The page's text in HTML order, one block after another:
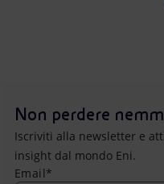
Non perdere
Iscriviti alla newsletter e
insight dal mondo Eni.
Email*